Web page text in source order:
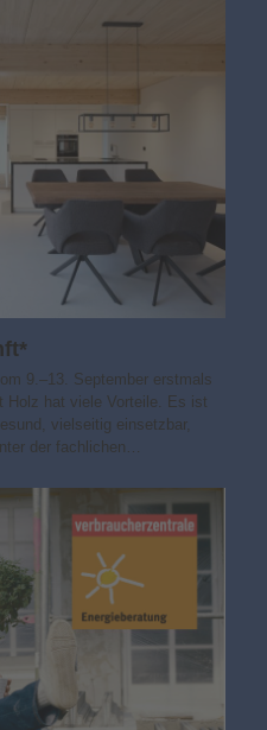
9.–13. September erstmals
Holz hat viele Vorteile. Es ist
vielseitig einsetzbar,
der fachlichen…